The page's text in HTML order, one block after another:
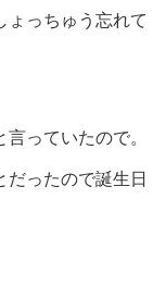
ょっちゅう忘れて
っていたので。
ったので誕生日